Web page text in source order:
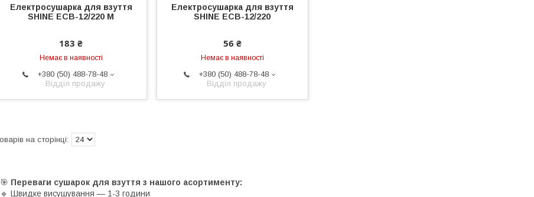
Електросушарка для взуття
SHINE ЕСВ-12/220 М
183 ₴
Немає в наявності
+380 (50) 488-78-48
Відділ продажу
Електросушарка для взуття
SHINE ЕСВ-12/220
56 ₴
Немає в наявності
+380 (50) 488-78-48
Відділ продажу
🎯 Переваги сушарок для взуття з нашого асортименту:
🔹 Швидке висушування — 1-3 години